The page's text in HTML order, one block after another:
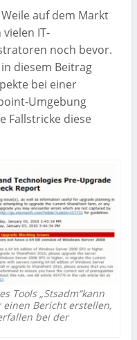
auf dem Markt
IT-
noch bevor.
diesem Beitrag
bei einer
Umgebung
Fallstricke diese
Tools „Stsadm“kann
Bericht erstellen,
bei der